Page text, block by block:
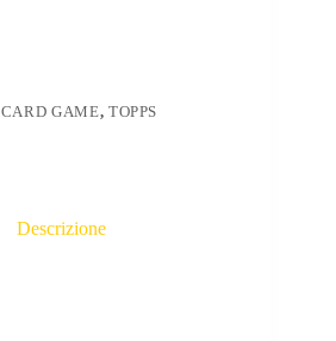
CARD GAME, TOPPS
Descrizione